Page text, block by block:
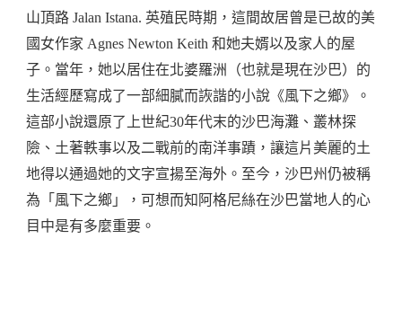
山頂路 Jalan Istana. 英殖民時期，這間故居曾是已故的美
國女作家 Agnes Newton Keith 和她夫婿以及家人的屋
子。當年，她以居住在北婆羅洲（也就是現在沙巴）的
生活經歷寫成了一部細膩而詼諧的小說《風下之鄉》。
這部小說還原了上世紀30年代末的沙巴海灘、叢林探
險、土著軼事以及二戰前的南洋事蹟，讓這片美麗的土
地得以通過她的文字宣揚至海外。至今，沙巴州仍被稱
為「風下之鄉」，可想而知阿格尼絲在沙巴當地人的心
目中是有多麼重要。